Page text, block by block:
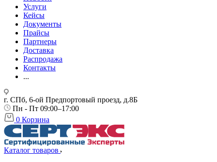
Услуги
Кейсы
Документы
Прайсы
Партнеры
Доставка
Распродажа
Контакты
...
г. СПб, 6-ой Предпортовый проезд, д.8Б
Пн - Пт 09:00–17:00
0 Корзина
Каталог товаров